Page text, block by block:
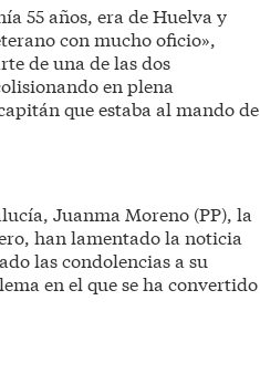
55 años, era de Huelva y
con mucho oficio»,
de una de las dos
en plena
que estaba al mando de
Juanma Moreno (PP), la
han lamentado la noticia
las condolencias a su
en el que se ha convertido